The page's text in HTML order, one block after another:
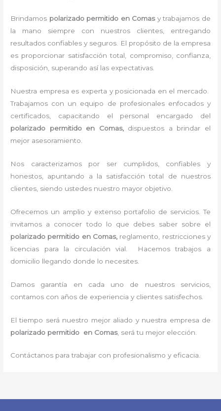
Brindamos polarizado permitido en Comas y trabajamos de
la mano siempre con nuestros clientes, entregando
resultados confiables y seguros. El propósito de la empresa
es proporcionar satisfacción total, compromiso, confianza,
disposición, superando así las expectativas.
Nuestra empresa es experta y posicionada en el mercado.
Trabajamos con un equipo de profesionales enfocados y
certificados, capacitando el personal encargado del
polarizado permitidoen Comas, dispuestos a brindar el
mejor asesoramiento.
Nos caracterizamos por ser cumplidos, confiables y
honestos, apuntando a la satisfacción total de nuestros
clientes, siendo ustedes nuestro mayor objetivo.
Ofrecemos un amplio y extenso portafolio de servicios. Te
invitamos a conocer todo lo que debes saber sobre el
polarizado permitido en Comas, reglamento, restricciones y
licencias para la circulación vial. Hacemos trabajos a
domicilio llegando donde lo necesites.
Damos garantía en cada uno de nuestros servicios,
contamos con años de experiencia y clientes satisfechos.
El tiempo será nuestro mejor aliado y nuestra empresa de
polarizado permitido en Comas, será tu mejor elección.
Contáctanos para trabajar con profesionalismo y eficacia.